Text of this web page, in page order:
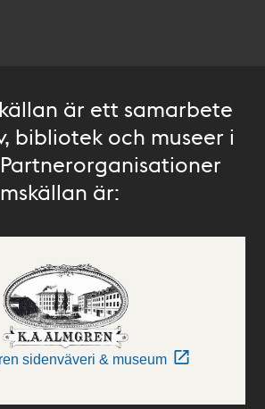
är ett samarbete
bibliotek och museer i
är:
sidenväveri & museum